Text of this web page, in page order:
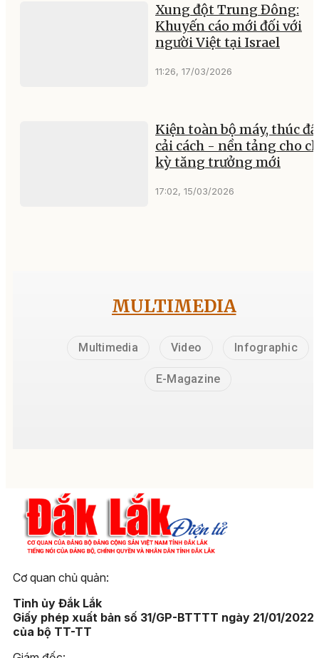
Xung đột Trung Đông:
Khuyến cáo mới đối với
người Việt tại Israel
11:26, 17/03/2026
Kiện toàn bộ máy, thúc
cải cách - nền tảng cho
kỳ tăng trưởng mới
17:02, 15/03/2026
MULTIMEDIA
Multimedia Video Infographic
E-Magazine
Cơ quan chủ quản:
Tỉnh ủy Đắk Lắk
Giấy phép xuất bản số 31/GP-BTTTT ngày 21/01/2022
của bộ TT-TT